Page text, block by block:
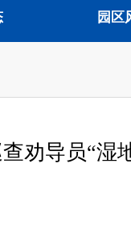
园区
劝导员“湿